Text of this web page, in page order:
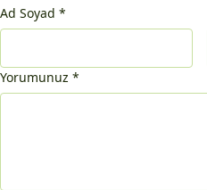
Ad Soyad *
Yorumunuz *